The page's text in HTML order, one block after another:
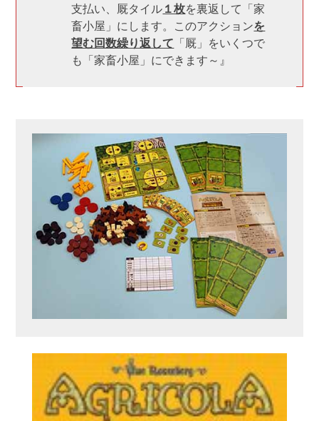
支払い、厩タイル１枚を裏返して「家
畜小屋」にします。このアクションを
望む回数繰り返して 「厩」をいくつで
も「家畜小屋」にできます～』